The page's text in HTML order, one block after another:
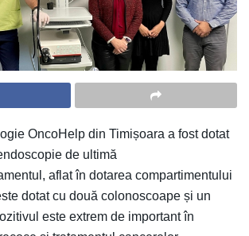
OncoHelp din Timișoara a fost dotat
de ultimă
aflat în dotarea compartimentului
dotat cu două colonoscoape și un
este extrem de important în